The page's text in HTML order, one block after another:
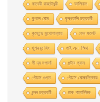
কাবেরী রায়চৌধুরী কালিদাস
কুণাল ঘোষ কৃষ্ণকলি চক্রবর্তী
কৃষ্ণেন্দু মুখোপাধ্যায় কেন ফলেট
খুশবন্ত সিং গাই এন. স্মিথ
গী দ্য মপাসাঁ গুন্টার গ্রাস
গৌতম গুপ্ত গৌতম ঘোষদস্তিদার
চন্দন চক্রবর্তী চাক পালানিউক